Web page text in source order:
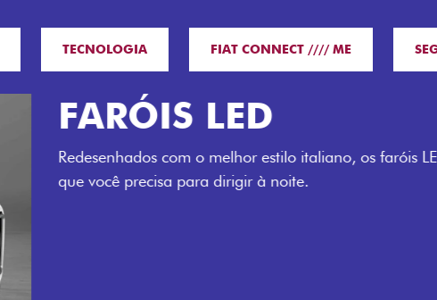
TECNOLOGIA FIAT CONNECT //// ME
O
LUGARES